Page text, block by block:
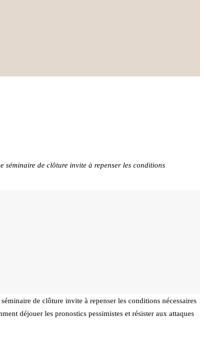
séminaire de clôture invite à repenser les conditions
de clôture invite à repenser les conditions nécessaires
déjouer les pronostics pessimistes et résister aux attaques